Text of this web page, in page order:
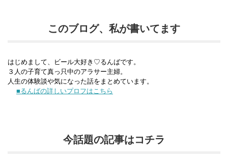
このブログ、私が書いてます
はじめまして、ビール大好き♡るんばです。
３人の子育て真っ只中のアラサー主婦。
人生の体験談や気になった話をまとめています。
■るんばの詳しいプロフはこちら
今話題の記事はコチラ